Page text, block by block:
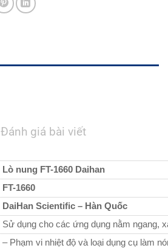
Đánh giá bài viết
Lò nung FT-1660 Daihan
FT-1660
DaiHan Scientific – Hàn Quốc
Sử dụng cho các ứng dụng nằm ngang,
– Phạm vi nhiệt độ và loại dụng cụ làm